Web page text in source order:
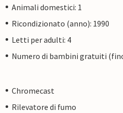
Animali domestici: 1
Ricondizionato (anno): 1990
Letti per adulti: 4
Numero di bambini gratuiti
Chromecast
Rilevatore di fumo